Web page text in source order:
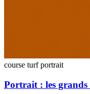
course turfportrait
Portrait : les